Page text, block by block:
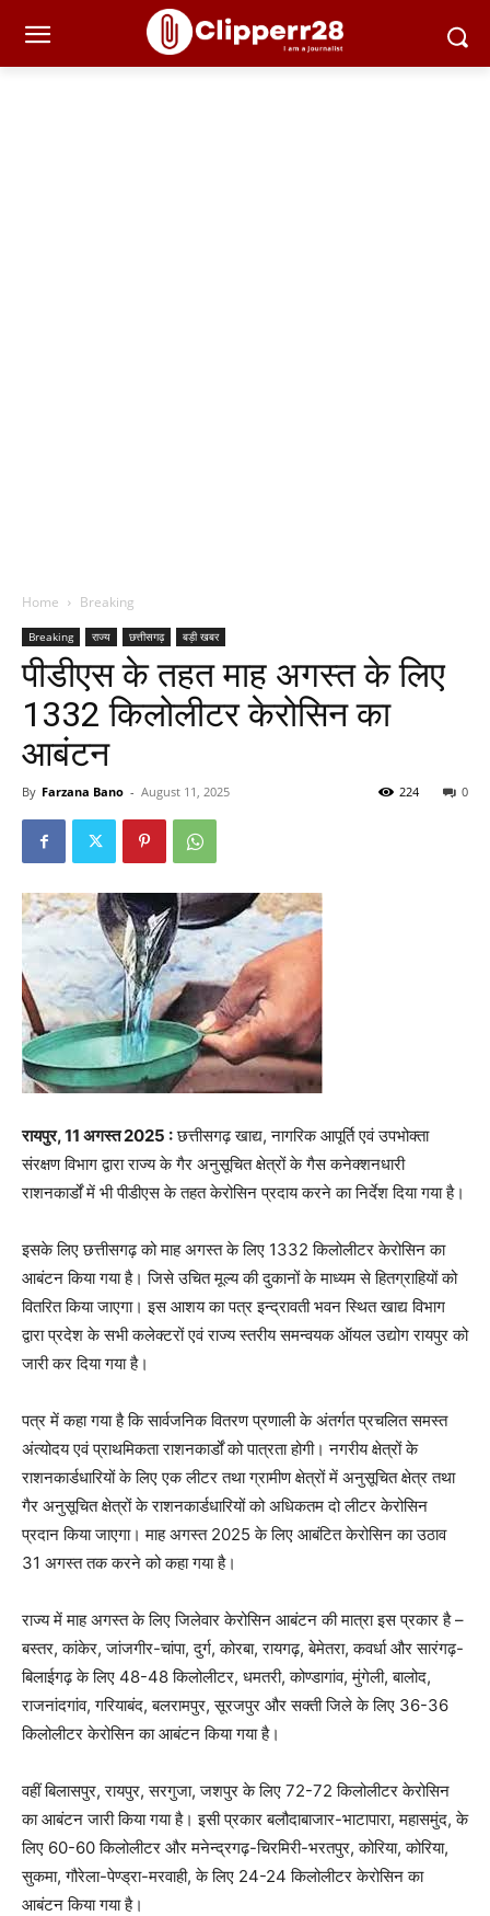
Home Breaking
Breaking राज्य छत्तीसगढ़ बड़ी खबर
पीडीएस के तहत माह अगस्त के लिए
1332 किलोलीटर केरोसिन का
आबंटन
By Farzana Bano - August 11, 2025 0
224
रायपुर, 11 अगस्त 2025 :छत्तीसगढ़ खाद्य, नागरिक आपूर्ति एवं उपभोक्ता
संरक्षण विभाग द्वारा राज्य के गैर अनुसूचित क्षेत्रों के गैस कनेक्शनधारी
राशनकार्डों में भी पीडीएस के तहत केरोसिन प्रदाय करने का निर्देश दिया गया है।
इसके लिए छत्तीसगढ़ को माह अगस्त के लिए 1332 किलोलीटर केरोसिन का
आबंटन किया गया है। जिसे उचित मूल्य की दुकानों के माध्यम से हितग्राहियों को
वितरित किया जाएगा। इस आशय का पत्र इन्द्रावती भवन स्थित खाद्य विभाग
द्वारा प्रदेश के सभी कलेक्टरों एवं राज्य स्तरीय समन्वयक ऑयल उद्योग रायपुर को
जारी कर दिया गया है।
पत्र में कहा गया है कि सार्वजनिक वितरण प्रणाली के अंतर्गत प्रचलित समस्त
अंत्योदय एवं प्राथमिकता राशनकार्डों को पात्रता होगी। नगरीय क्षेत्रों के
राशनकार्डधारियों के लिए एक लीटर तथा ग्रामीण क्षेत्रों में अनुसूचित क्षेत्र तथा
गैर अनुसूचित क्षेत्रों के राशनकार्डधारियों को अधिकतम दो लीटर केरोसिन
प्रदान किया जाएगा। माह अगस्त 2025 के लिए आबंटित केरोसिन का उठाव
31 अगस्त तक करने को कहा गया है।
राज्य में माह अगस्त के लिए जिलेवार केरोसिन आबंटन की मात्रा इस प्रकार है –
बस्तर, कांकेर, जांजगीर-चांपा, दुर्ग, कोरबा, रायगढ़, बेमेतरा, कवर्धा और सारंगढ़-
बिलाईगढ़ के लिए 48-48 किलोलीटर, धमतरी, कोण्डागांव, मुंगेली, बालोद,
राजनांदगांव, गरियाबंद, बलरामपुर, सूरजपुर और सक्ती जिले के लिए 36-36
किलोलीटर केरोसिन का आबंटन किया गया है।
वहीं बिलासपुर, रायपुर, सरगुजा, जशपुर के लिए 72-72 किलोलीटर केरोसिन
का आबंटन जारी किया गया है। इसी प्रकार बलौदाबाजार-भाटापारा, महासमुंद, के
लिए 60-60 किलोलीटर और मनेन्द्रगढ़-चिरमिरी-भरतपुर, कोरिया, कोरिया,
सुकमा, गौरेला-पेण्ड्रा-मरवाही, के लिए 24-24 किलोलीटर केरोसिन का
आबंटन किया गया है।